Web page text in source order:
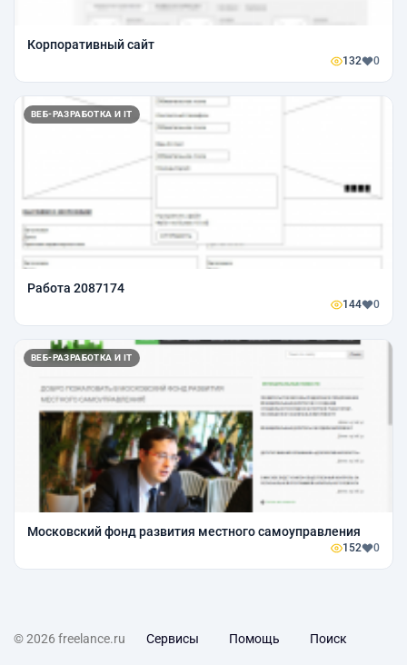
Корпоративный сайт
132 0
ВЕБ-РАЗРАБОТКА И IT
Работа 2087174
144 0
ВЕБ-РАЗРАБОТКА И IT
Московский фонд развития местного самоуправления
152 0
© 2026 freelance.ru Сервисы Помощь Поиск